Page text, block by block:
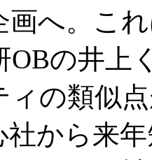
画へ。こ
OBの井上
ィの類似
社から来